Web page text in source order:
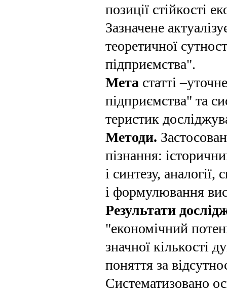
позиції стійкості
Зазначене
теоретичної
підприємства".
Мета статті
підприємства" та
теристик
Методи.
пізнання:
і син­тезу,
і формулювання
Результати
"економічний
значної кількості
поняття за
Систе­матизовано